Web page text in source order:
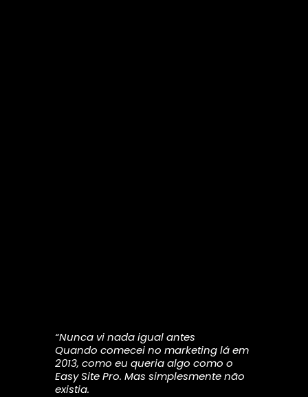
“Nunca vi nada igual antes
Quando comecei no marketing lá em
2013, como eu queria algo como o
Easy Site Pro. Mas simplesmente não
existia.